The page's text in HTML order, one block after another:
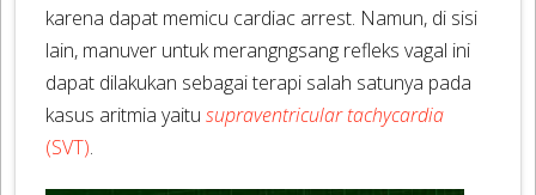
karena dapat memicu cardiac arrest. Namun, di sisi
lain, manuver untuk merangngsang refleks vagal ini
dapat dilakukan sebagai terapi salah satunya pada
kasus aritmia yaitusupraventricular tachycardia
(SVT).